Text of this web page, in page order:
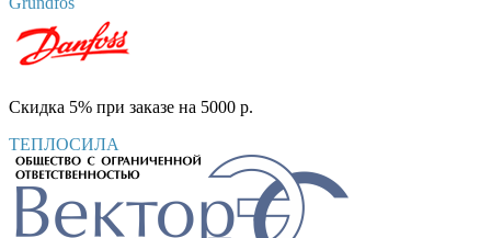
Скидка 5% при заказе на 5000 р.
ТЕПЛОСИЛА